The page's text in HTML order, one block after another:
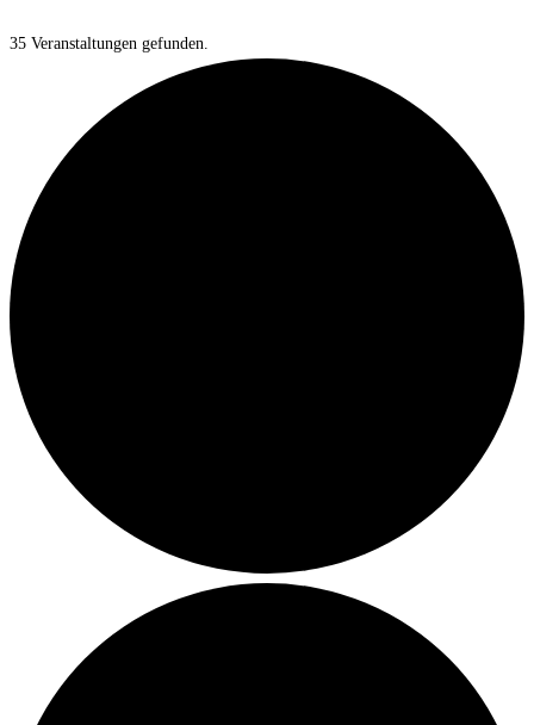
35 Veranstaltungen gefunden.